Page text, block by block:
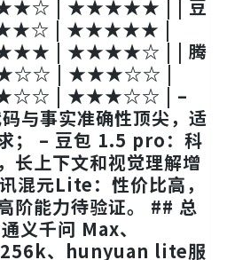
| ★★★★★ | | 豆
| ★★★★★ |
| ★★★★☆ | | 腾
| ★★★☆☆ |
| ★★★☆☆ | –
与事实准确性顶尖，适
； – 豆包 1.5 pro：科
长上下文和视觉理解增
混元Lite：性价比高，
阶能力待验证。 ## 总
义千问 Max、
、hunyuan lite服